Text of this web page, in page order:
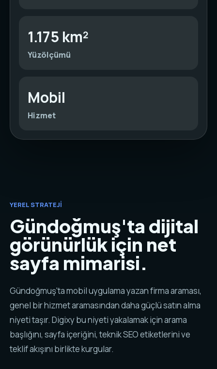
1.175 km²
Yüzölçümü
Mobil
Hizmet
YEREL STRATEJI
Gündoğmuş'ta dijital
görünürlük için net
sayfa mimarisi.
Gündoğmuş'ta mobil uygulama yazan firma araması,
genel bir hizmet aramasından daha güçlü satın alma
niyeti taşır. Digixy bu niyeti yakalamak için arama
başlığını, sayfa içeriğini, teknik SEO etiketlerini ve
teklif akışını birlikte kurgular.